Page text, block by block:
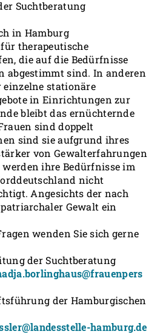
Suchtberatung
in Hamburg
therapeutische
die auf die Bedürfnisse
abgestimmt sind. In anderen
einzelne stationäre
in Einrichtungen zur
bleibt das ernüchternde
sind doppelt
sind sie aufgrund ihres
von Gewalterfahrungen
ihre Bedürfnisse im
nicht
Angesichts der nach
Gewalt ein
wenden Sie sich gerne
der Suchtberatung
der Hamburgischen
hamburg.de